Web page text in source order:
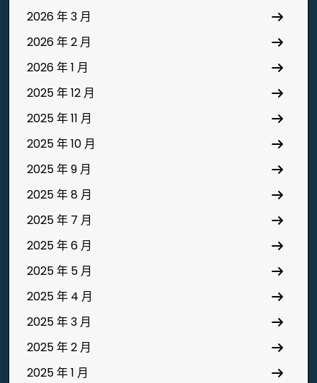
2026 年 3 月
2026 年 2 月
2026 年 1 月
2025 年 12 月
2025 年 11 月
2025 年 10 月
2025 年 9 月
2025 年 8 月
2025 年 7 月
2025 年 6 月
2025 年 5 月
2025 年 4 月
2025 年 3 月
2025 年 2 月
2025 年 1 月